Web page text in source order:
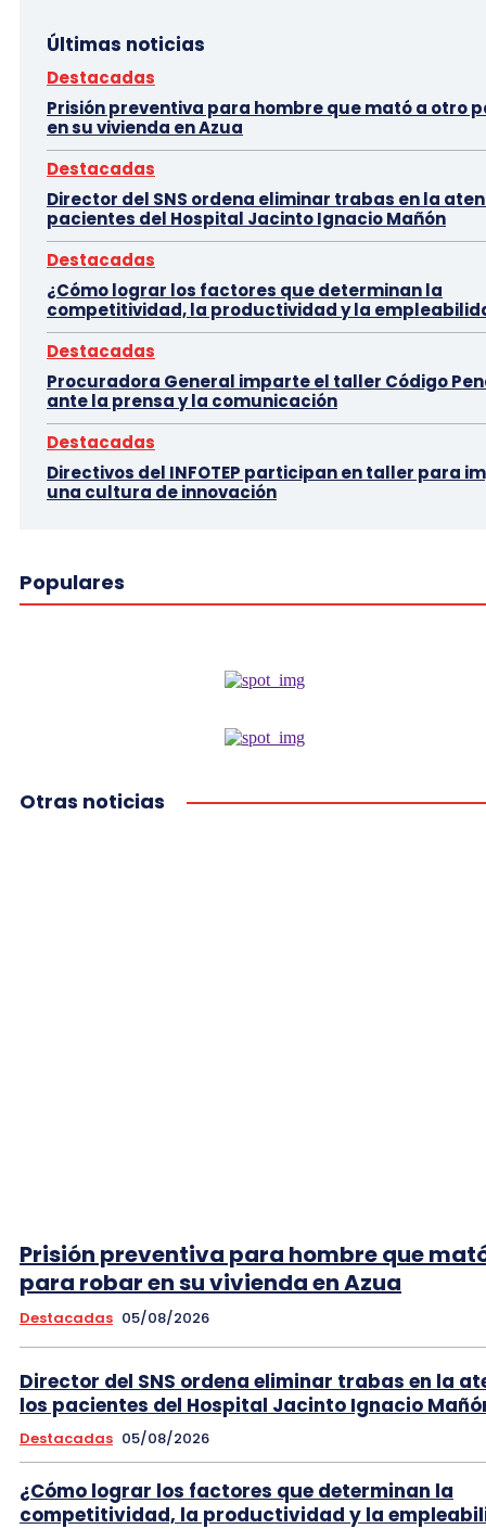
Últimas noticias
Destacadas
Prisión preventiva para hombre que mató a otro
en su vivienda en Azua
Destacadas
Director del SNS ordena eliminar trabas en la
pacientes del Hospital Jacinto Ignacio Mañón
Destacadas
¿Cómo lograr los factores que determinan la
competitividad, la productividad y la
Destacadas
Procuradora General imparte el taller Código
ante la prensa y la comunicación
Destacadas
Directivos del INFOTEP participan en taller para
una cultura de innovación
Populares
Otras noticias
Prisión preventiva para hombre que
para robar en su vivienda en Azua
Destacadas 05/08/2026
Director del SNS ordena eliminar trabas en la
los pacientes del Hospital Jacinto Ignacio
Destacadas 05/08/2026
¿Cómo lograr los factores que determinan la
competitividad, la productividad y la